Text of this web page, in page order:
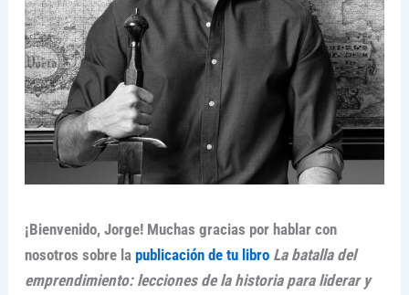
¡Bienvenido, Jorge! Muchas gracias por hablar con
nosotros sobre la publicación de tu libro La batalla del
emprendimiento: lecciones de la historia para liderar y